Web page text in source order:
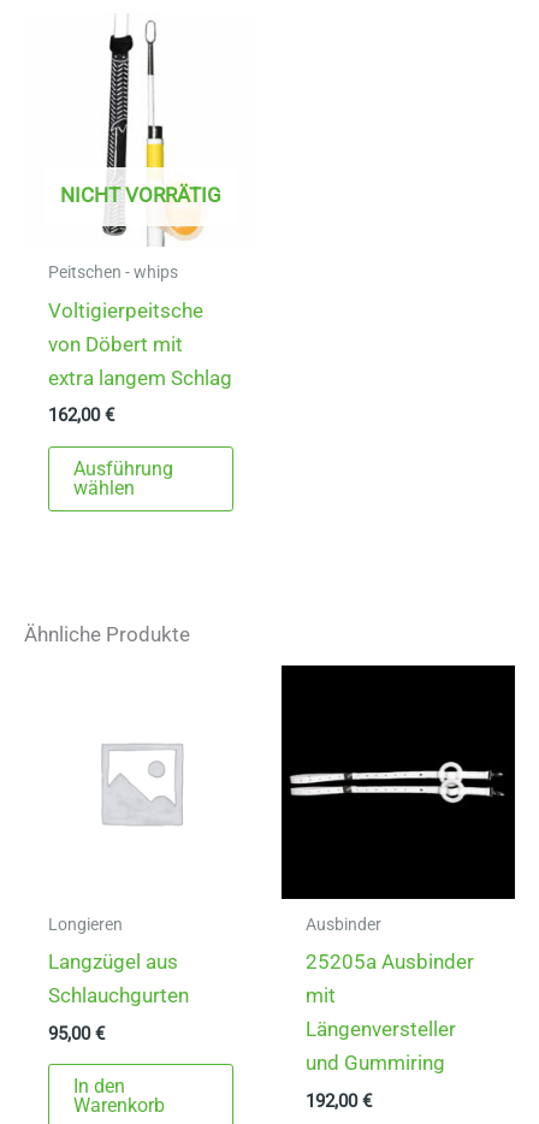
NICHT VORRÄTIG
Peitschen - whips
Voltigierpeitsche
von Döbert mit
extra langem Schlag
162,00€
Ausführung
wählen
Dieses
weist
Ähnliche Produkte
Longieren
Langzügel aus
Schlauchgurten
95,00€
In den
Warenkorb
Ausbinder
25205a Ausbinder
mit
Längenversteller
und Gummiring
192,00€